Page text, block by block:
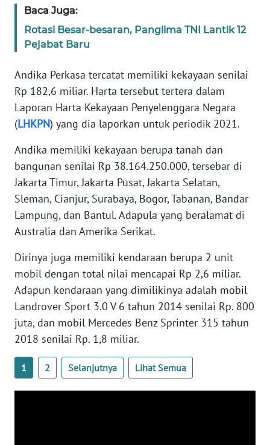
Baca Juga:
Rotasi Besar-besaran, Panglima TNI Lantik 12
Pejabat Baru
Andika Perkasa tercatat memiliki kekayaan senilai
Rp 182,6 miliar. Harta tersebut tertera dalam
Laporan Harta Kekayaan Penyelenggara Negara
(LHKPN) yang dia laporkan untuk periodik 2021.
Andika memiliki kekayaan berupa tanah dan
bangunan senilai Rp 38.164.250.000, tersebar di
Jakarta Timur, Jakarta Pusat, Jakarta Selatan,
Sleman, Cianjur, Surabaya, Bogor, Tabanan, Bandar
Lampung, dan Bantul. Adapula yang beralamat di
Australia dan Amerika Serikat.
Dirinya juga memiliki kendaraan berupa 2 unit
mobil dengan total nilai mencapai Rp 2,6 miliar.
Adapun kendaraan yang dimilikinya adalah mobil
Landrover Sport 3.0 V 6 tahun 2014 senilai Rp. 800
juta, dan mobil Mercedes Benz Sprinter 315 tahun
2018 senilai Rp. 1,8 miliar.
1 2 Selanjutnya Lihat Semua
News
WN
WN
JAKARTA
JABAR
WN
BANTEN
WN
WN
KEPRI
WN
PAPUA
PAPUA
BARAT